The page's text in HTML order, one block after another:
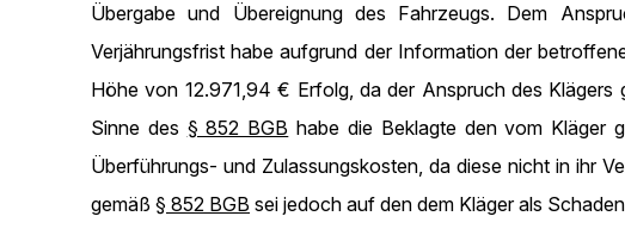
Übergabe und Übereignung des Fahrzeugs. Dem
Verjährungsfrist habe aufgrund der Information der
Höhe von 12.971,94 € Erfolg, da der Anspruch des Klägers
Sinne des § 852 BGB habe die Beklagte den vom Kläger
Überführungs- und Zulassungskosten, da diese nicht in ihr
gemäß § 852 BGB sei jedoch auf den dem Kläger als